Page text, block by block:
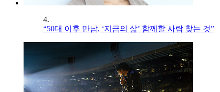
4.
“50대 이후 만남, ‘지금의 삶’ 함께할 사람 찾는 것”